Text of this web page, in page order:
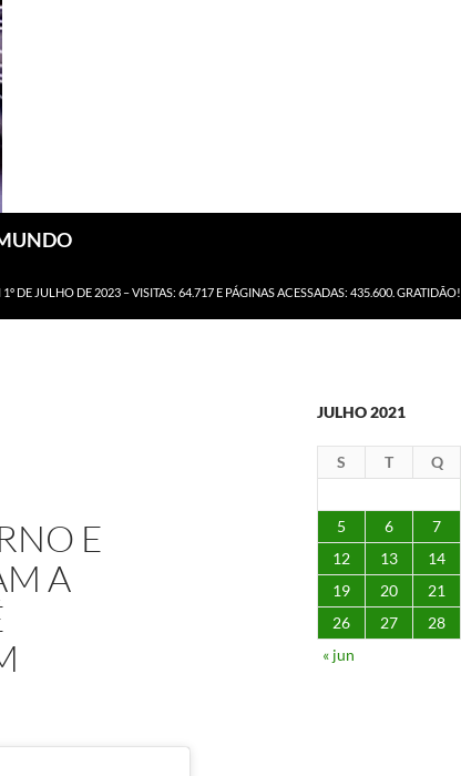
DE JULHO DE 2023 – VISITAS: 64.717 E PÁGINAS ACESSADAS: 435.600. GRATIDÃO!
E
A
JULHO 2021
S T Q
5
6 7
12
13 14
19
20 21
26
27 28
« jun